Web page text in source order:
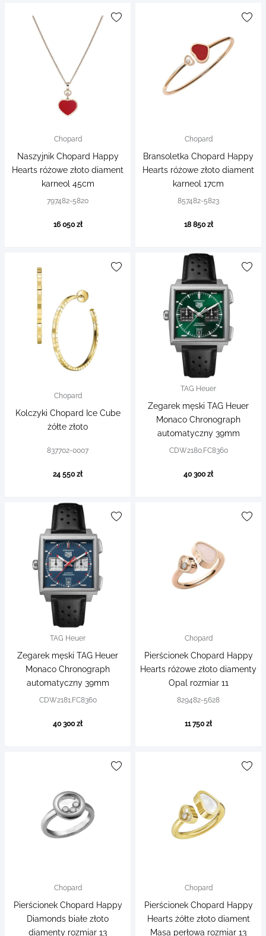
Chopard
Naszyjnik Chopard Happy
Hearts różowe złoto diament
karneol 45cm
797482-5820
16 050 zł
Chopard
Bransoletka Chopard Happy
Hearts różowe złoto diament
karneol 17cm
857482-5823
18 850 zł
Chopard
Kolczyki Chopard Ice Cube
żółte złoto
837702-0007
24 550 zł
TAG Heuer
Zegarek męski TAG Heuer
Monaco Chronograph
automatyczny 39mm
CDW2180.FC8360
40 300 zł
TAG Heuer
Zegarek męski TAG Heuer
Monaco Chronograph
automatyczny 39mm
CDW2181.FC8360
40 300 zł
Chopard
Pierścionek Chopard Happy
Hearts różowe złoto diamenty
Opal rozmiar 11
829482-5628
11 750 zł
Chopard
Pierścionek Chopard Happy
Diamonds białe złoto
diamenty rozmiar 13
Chopard
Pierścionek Chopard Happy
Hearts żółte złoto diament
Masa perłowa rozmiar 13